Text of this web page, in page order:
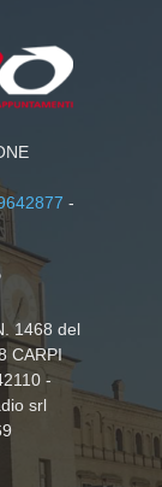
-
1468 del
CARPI
-
srl